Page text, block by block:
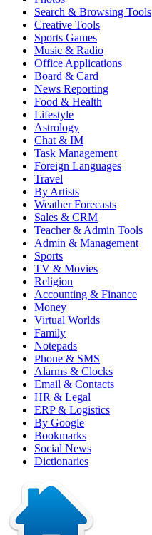
Search & Browsing Tools
Creative Tools
Sports Games
Music & Radio
Office Applications
Board & Card
News Reporting
Food & Health
Lifestyle
Astrology
Chat & IM
Task Management
Foreign Languages
Travel
By Artists
Weather Forecasts
Sales & CRM
Teacher & Admin Tools
Admin & Management
Sports
TV & Movies
Religion
Accounting & Finance
Money
Virtual Worlds
Family
Notepads
Phone & SMS
Alarms & Clocks
Email & Contacts
HR & Legal
ERP & Logistics
By Google
Bookmarks
Social News
Dictionaries